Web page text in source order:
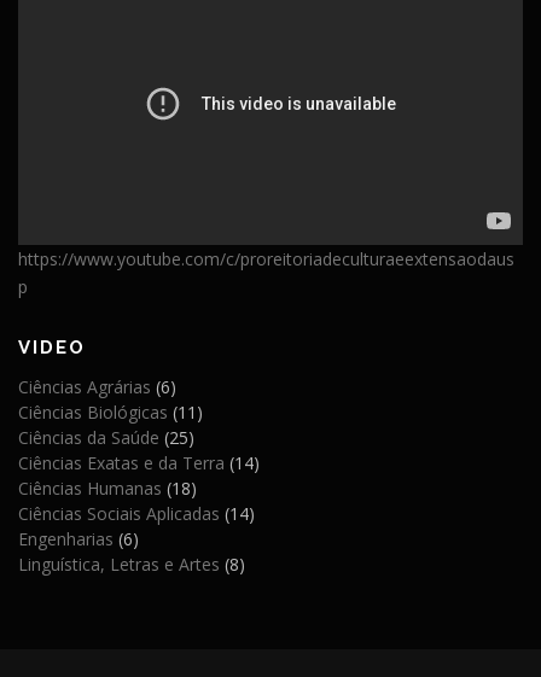
https://www.youtube.com/c/proreitoriadeculturaeextensaodaus
p
VIDEO
Ciências Agrárias (6)
Ciências Biológicas (11)
Ciências da Saúde (25)
Ciências Exatas e da Terra (14)
Ciências Humanas (18)
Ciências Sociais Aplicadas (14)
Engenharias (6)
Linguística, Letras e Artes (8)